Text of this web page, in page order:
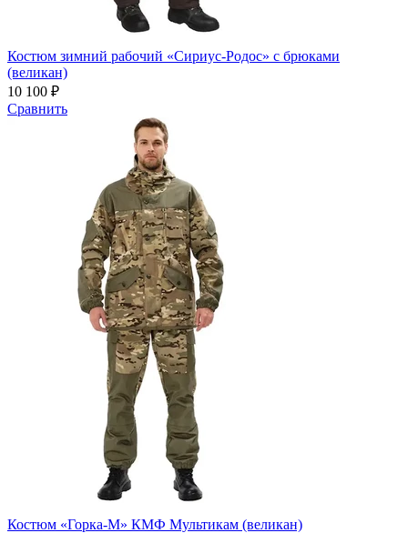
Костюм зимний рабочий «Сириус-Родос» с брюками
(великан)
10 100 ₽
Сравнить
Костюм «Горка-М» КМФ Мультикам (великан)